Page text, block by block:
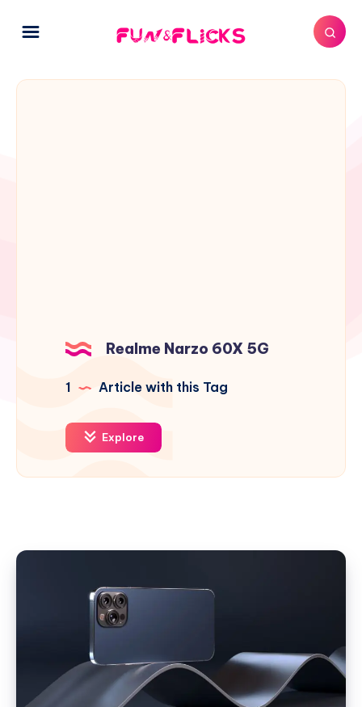
Realme Narzo 60X 5G
1 Article with this Tag
Explore